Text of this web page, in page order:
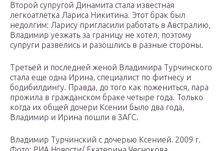
Второй супругой Динамита стала известная
легкоатлетка Лариса Никитина. Этот брак был
недолгим: Ларису пригласили работать в Австралию,
Владимир уезжать за границу не хотел, поэтому
супруги развелись и разошлись в разные стороны.
Третьей и последней женой Владимира Турчинского
стала еще одна Ирина, специалист по фитнесу и
бодибилдингу. Правда, до того как пожениться, пара
прожила в гражданском браке четыре года. Только
когда их общей дочери Ксении было два года,
Владимир и Ирина пошли в ЗАГС.
Владимир Турчинский с дочерью Ксенией. 2009 г.